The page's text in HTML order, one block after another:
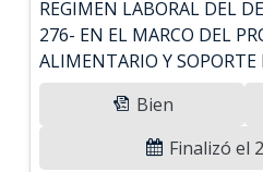
REGIMEN LABORAL DEL
276- EN EL MARCO DEL
ALIMENTARIO Y
Bien
Finalizó el